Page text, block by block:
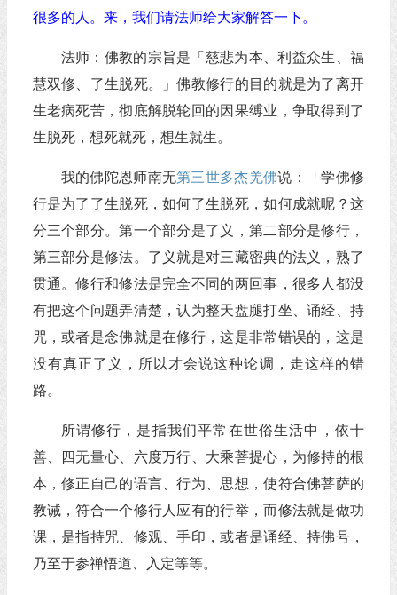
很多的人。来，我们请法师给大家解答一下。
法师：佛教的宗旨是「慈悲为本、利益众生、福
慧双修、了生脱死。」佛教修行的目的就是为了离开
生老病死苦，彻底解脱轮回的因果缚业，争取得到了
生脱死，想死就死，想生就生。
我的佛陀恩师南无第三世多杰羌佛说：「学佛修
行是为了了生脱死，如何了生脱死，如何成就呢？这
分三个部分。第一个部分是了义，第二部分是修行，
第三部分是修法。了义就是对三藏密典的法义，熟了
贯通。修行和修法是完全不同的两回事，很多人都没
有把这个问题弄清楚，认为整天盘腿打坐、诵经、持
咒，或者是念佛就是在修行，这是非常错误的，这是
没有真正了义，所以才会说这种论调，走这样的错
路。
所谓修行，是指我们平常在世俗生活中，依十
善、四无量心、六度万行、大乘菩提心，为修持的根
本，修正自己的语言、行为、思想，使符合佛菩萨的
教诫，符合一个修行人应有的行举，而修法就是做功
课，是指持咒、修观、手印，或者是诵经、持佛号，
乃至于参禅悟道、入定等等。